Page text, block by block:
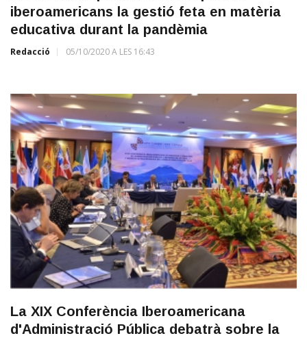
iberoamericans la gestió feta en matèria
educativa durant la pandèmia
Redacció 05/10/2020 A LES 16:43
La XIX Conferència Iberoamericana
d'Administració Pública debatrà sobre la